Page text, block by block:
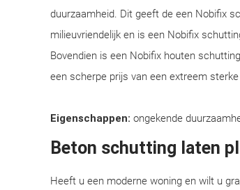
duurzaamheid. Dit geeft de een Nobifix
milieuvriendelijk en is een Nobifix
Bovendien is een Nobifix houten
een scherpe prijs van een extreem
Eigenschappen: ongekende
Beton schutting laten
Heeft u een moderne woning en wilt u